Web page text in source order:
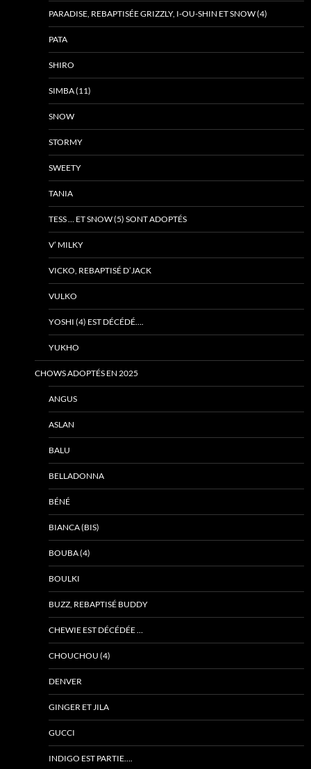
PARADISE, REBAPTISÉE GRIZZLY, I-OU-SHIN ET SNOW (4)
PATA
SHIRO
SIMBA (11)
SNOW
STORMY
SWEETY
TANIA
TESS … ET SNOW (5) SONT ADOPTÉS
V’ MILKY
VICKO, REBAPTISÉ D’JACK
VULKO
YOSHI (4) EST DÉCÉDÉ….
YUKHO
CHOWS ADOPTÉS EN 2025
ANGUS
ASLAN
BALU
BELLADONNA
BÉNÉ
BIANCA (BIS)
BOUBA (4)
BOULKI
BUZZ, REBAPTISÉ BUDDY
CHEWIE EST DÉCÉDÉE …
CHOUCHOU (4)
DENVER
GINGER ET JILA
GUCCI
INDIGO EST PARTIE….